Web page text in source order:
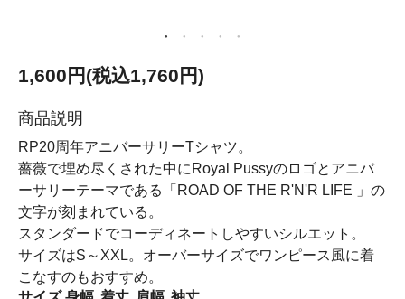
1,600円(税込1,760円)
商品説明
RP20周年アニバーサリーTシャツ。
薔薇で埋め尽くされた中にRoyal Pussyのロゴとアニバ
ーサリーテーマである「ROAD OF THE R'N'R LIFE 」の
文字が刻まれている。
スタンダードでコーディネートしやすいシルエット。
サイズはS～XXL。オーバーサイズでワンピース風に着
こなすのもおすすめ。